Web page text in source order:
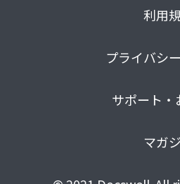
利用
プライバシ
サポート・
マガ